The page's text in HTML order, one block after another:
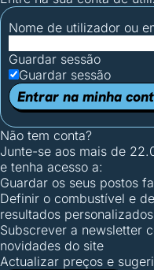
Nome de utilizador ou
Guardar sessão
Guardar sessão
Entrar na minha
Não tem conta?
Junte-se aos mais de
e tenha acesso a:
Guardar os seus postos
Definir o combustível e
resultados personalizados
Subscrever a newsletter
novidades do site
Actualizar preços e